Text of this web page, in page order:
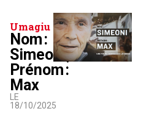
Umagiu
Nom :
Simeoni,
Prénom :
Max
LE
18/10/2025